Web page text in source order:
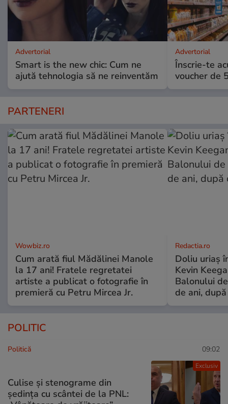
Advertorial
Smart is the new chic: Cum ne
ajută tehnologia să ne reinventăm
Advertorial
Înscrie-te
voucher de
PARTENERI
Wowbiz.ro
Cum arată fiul Mădălinei Manole
la 17 ani! Fratele regretatei
artiste a publicat o fotografie în
premieră cu Petru Mircea Jr.
Redactia.ro
Doliu uriaș
Kevin
Balonului
de ani,
POLITIC
Exclusiv
Politică 09:02
Culise și stenograme din
ședința cu scântei de la PNL: